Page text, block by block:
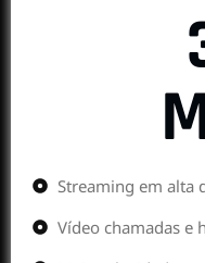
Streaming em alta
Vídeo chamadas e